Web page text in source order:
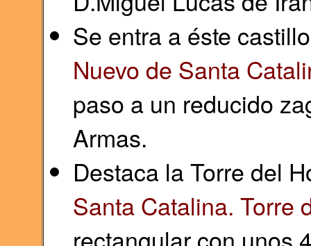
Se entra a éste
Nuevo de Santa
paso a un reducido
Armas.
Destaca la Torre del
Santa Catalina. Torre